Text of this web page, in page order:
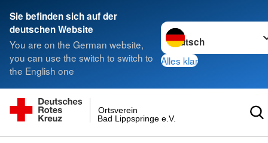
Sie befinden sich auf der
deutschen Website
You are on the German website,
you can use the switch to switch to
the English one
Sprache wechseln zu
Alles klar
Bad Lippspringe e.V.
Ortsverein